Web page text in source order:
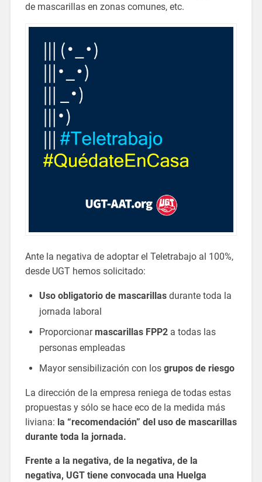
de mascarillas en zonas comunes, etc.
Ante la negativa de adoptar el Teletrabajo al 100%,
desde UGT hemos solicitado:
Uso obligatorio de mascarillasdurante toda la
jornada laboral
Proporcionarmascarillas FPP2a todas las
personas empleadas
Mayor sensibilización con los grupos de riesgo
La dirección de la empresa reniega de todas estas
propuestas y sólo se hace eco de la medida más
liviana: la “recomendación” del uso de mascarillas
durante toda la jornada.
Frente a la negativa, de la negativa, de la
negativa, UGT tiene convocada una Huelga